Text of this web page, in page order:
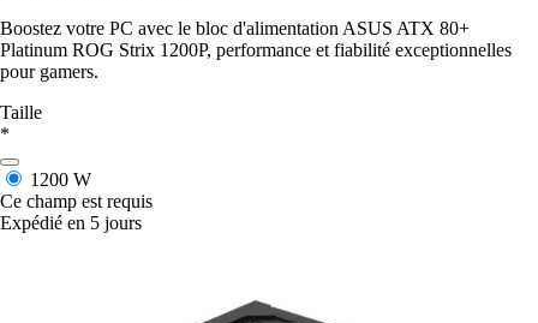
Boostez votre PC avec le bloc d'alimentation ASUS ATX 80+
Platinum ROG Strix 1200P, performance et fiabilité exceptionnelles
pour gamers.
Taille
*
1200 W
Ce champ est requis
Expédié en 5 jours